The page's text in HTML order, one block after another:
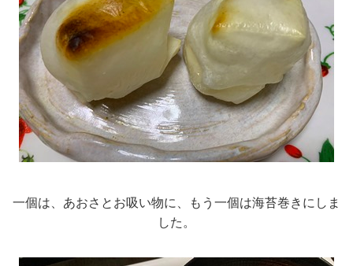
一個は、あおさとお吸い物に、もう一個は海苔巻きにしま
した。